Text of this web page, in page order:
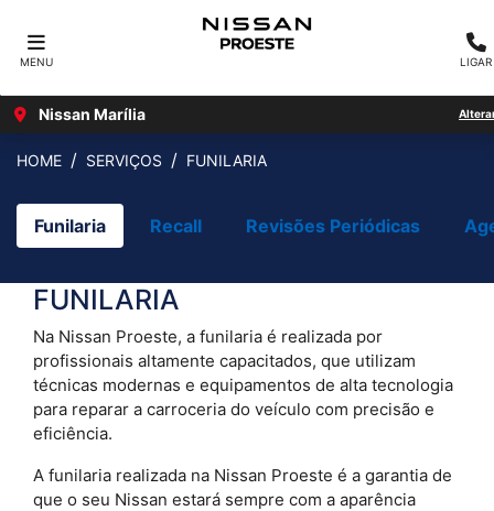
MENU LIGAR
Nissan Marília
HOME SERVIÇOS FUNILARIA
Recall Revisões Periódicas
Funilaria
FUNILARIA
Na Nissan Proeste, a funilaria é realizada por
profissionais altamente capacitados, que utilizam
técnicas modernas e equipamentos de alta tecnologia
para reparar a carroceria do veículo com precisão e
eficiência.
A funilaria realizada na Nissan Proeste é a garantia de
que o seu Nissan estará sempre com a aparência